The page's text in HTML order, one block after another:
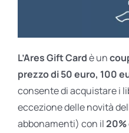
L’Ares Gift Cardè un
prezzo di 50 euro, 100
consente di acquistare i
eccezione delle novità
abbonamenti) con il20%